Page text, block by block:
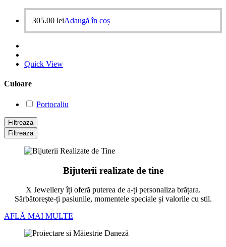
305.00 leiAdaugă în coș
Quick View
Culoare
Portocaliu
Filtreaza
Filtreaza
Bijuterii realizate de tine
X Jewellery îți oferă puterea de a-ți personaliza brățara.
Sărbătorește-ți pasiunile, momentele speciale și valorile cu stil.
AFLĂ MAI MULTE